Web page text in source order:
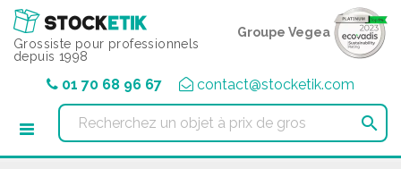
Grossiste pour professionnels
depuis 1998
Groupe Vegea
01 70 68 96 67 contact@stocketik.com

Panneau de gestion des cookies